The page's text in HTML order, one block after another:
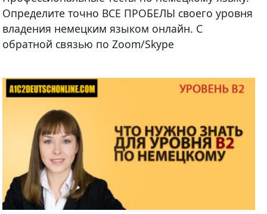
Определите точно ВСЕ ПРОБЕЛЫ своего уровня
владения немецким языком онлайн. С
обратной связью по Zoom/Skype